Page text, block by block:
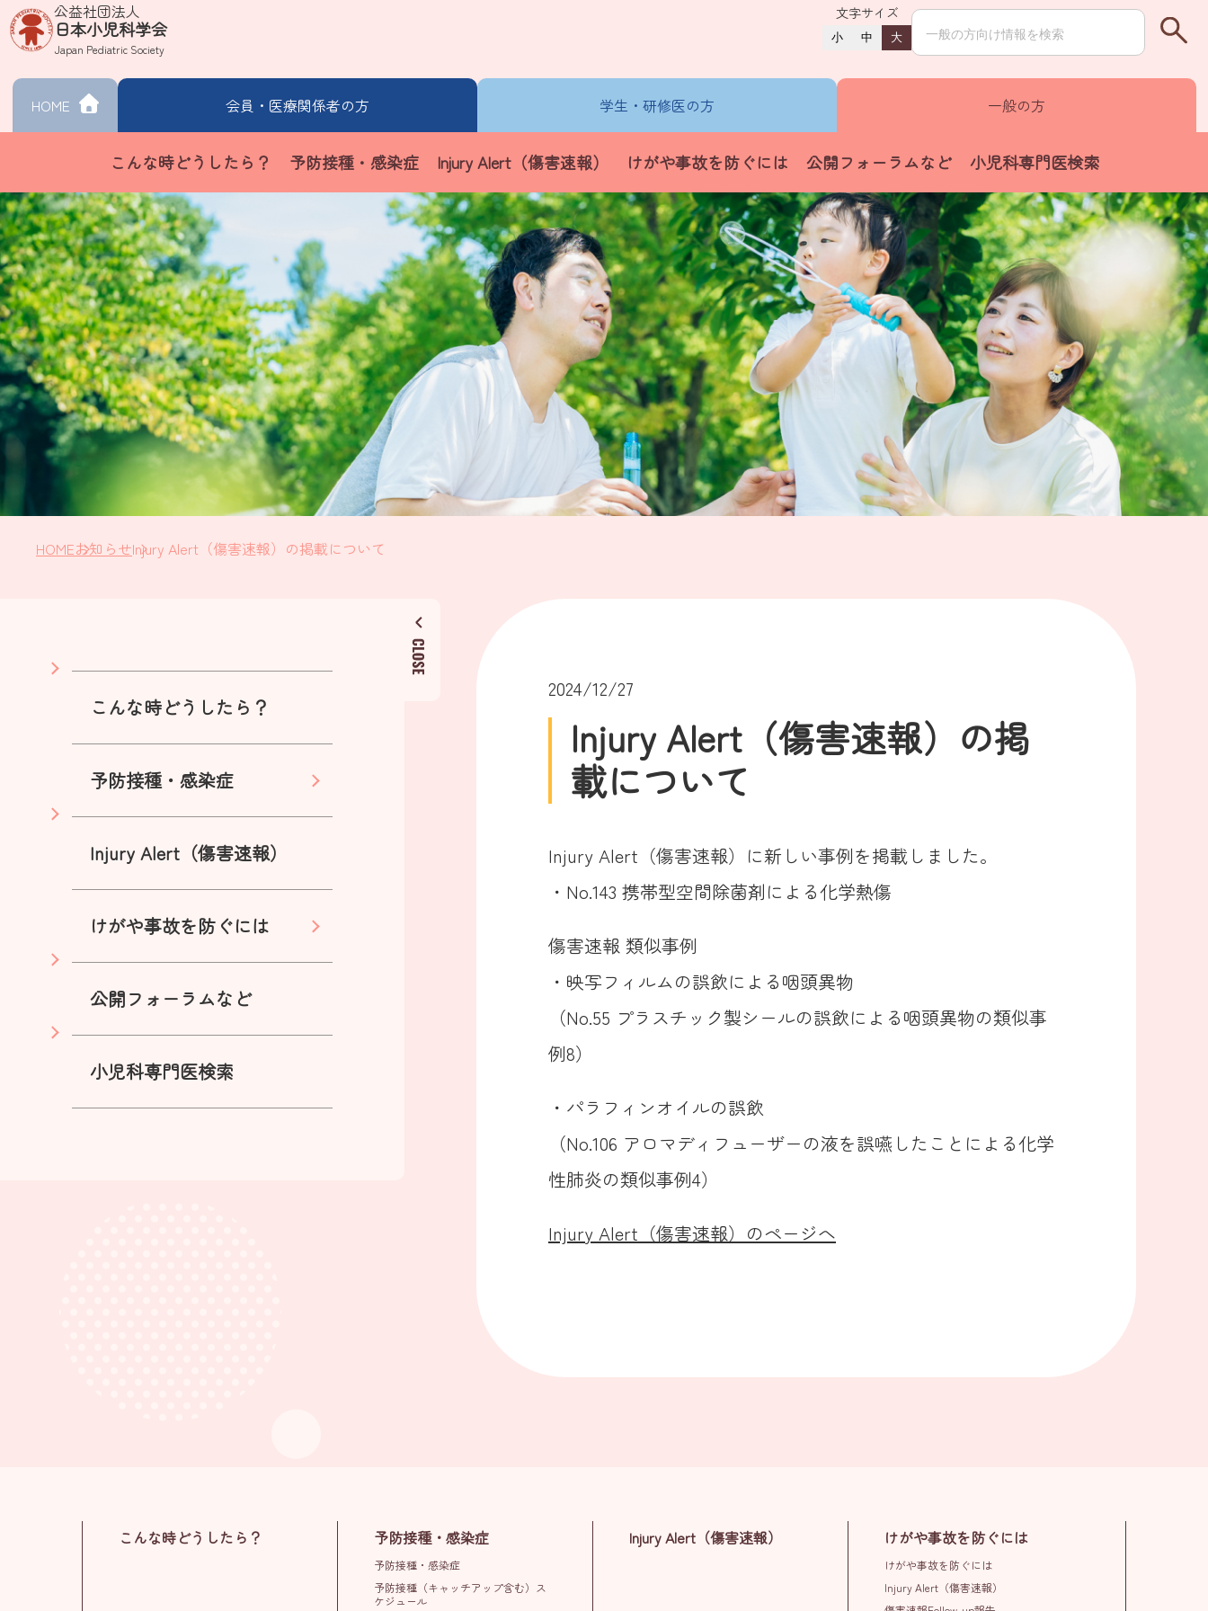
公益社団法人
日本小児科学会
Japan Pediatric Society
文字サイズ
小 中 大
HOME 会員・ 医療関係者の方 学生・ 研修医の方 一般の方
こんな時どうしたら？ 予防接種・感染症 Injury Alert（傷害速報） けがや事故を防ぐには 公開フォーラムなど 小児科専門医検索
HOMEお知らせInjury Alert（傷害速報）の掲載について
こんな時どうしたら？
予防接種・感染症
Injury Alert（傷害速報）
けがや事故を防ぐには
公開フォーラムなど
小児科専門医検索
2024/12/27
Injury Alert（傷害速報）の掲
載について
Injury Alert（傷害速報）に新しい事例を掲載しました。
・No.143 携帯型空間除菌剤による化学熱傷
傷害速報 類似事例
・映写フィルムの誤飲による咽頭異物
（No.55 プラスチック製シールの誤飲による咽頭異物の類似事
例8）
・パラフィンオイルの誤飲
（No.106 アロマディフューザーの液を誤嚥したことによる化学
性肺炎の類似事例4）
Injury Alert（傷害速報）のページへ
こんな時どうしたら？ 予防接種・感染症
予防接種・感染症
予防接種（キャッチアップ含む）ス
ケジュール
Injury Alert（傷害速報） けがや事故を防ぐには
けがや事故を防ぐには
Injury Alert（傷害速報）